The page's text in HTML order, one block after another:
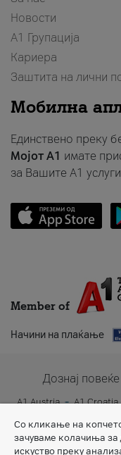
Новости
А1 Групација
Кариера
Заштита на лични
Мобилна
Единствено преку
Мојот A1 имате
за Вашите A1
Member of
Начини на плаќање
Дознај
A1 Austria A1 Croatia
Со кликање на
зачуваме колачиња
искуство преку